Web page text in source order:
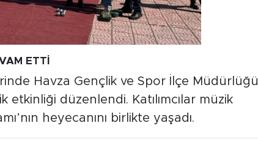
ETTİ
Havza Gençlik ve Spor İlçe Müdürlüğü
etkinliği düzenlendi. Katılımcılar müzik
heyecanını birlikte yaşadı.